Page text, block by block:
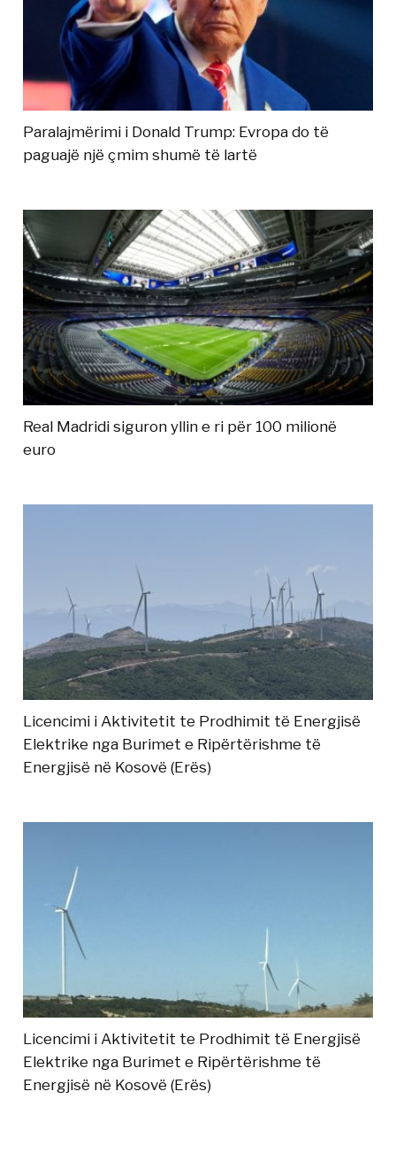
Paralajmërimi i Donald Trump: Evropa do të
paguajë një çmim shumë të lartë
Real Madridi siguron yllin e ri për 100 milionë
euro
Licencimi i Aktivitetit te Prodhimit të Energjisë
Elektrike nga Burimet e Ripërtërishme të
Energjisë në Kosovë (Erës)
Licencimi i Aktivitetit te Prodhimit të Energjisë
Elektrike nga Burimet e Ripërtërishme të
Energjisë në Kosovë (Erës)